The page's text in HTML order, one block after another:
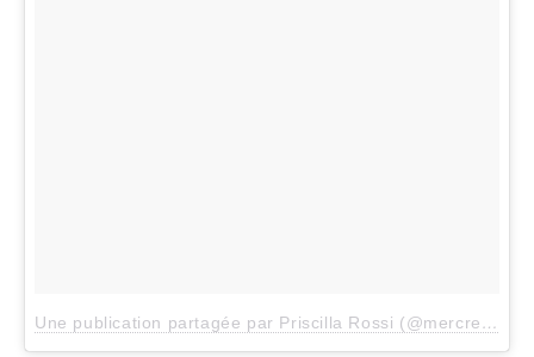
Une publication partagée par Priscilla Rossi (@mercredieblog)